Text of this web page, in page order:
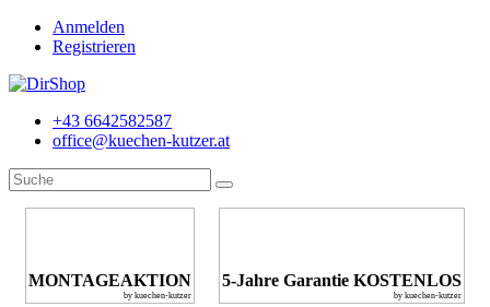
Anmelden
Registrieren
+43 6642582587
office@kuechen-kutzer.at
MONTAGEAKTION
by kuechen-kutzer
5-Jahre Garantie KOSTENLOS
by kuechen-kutzer